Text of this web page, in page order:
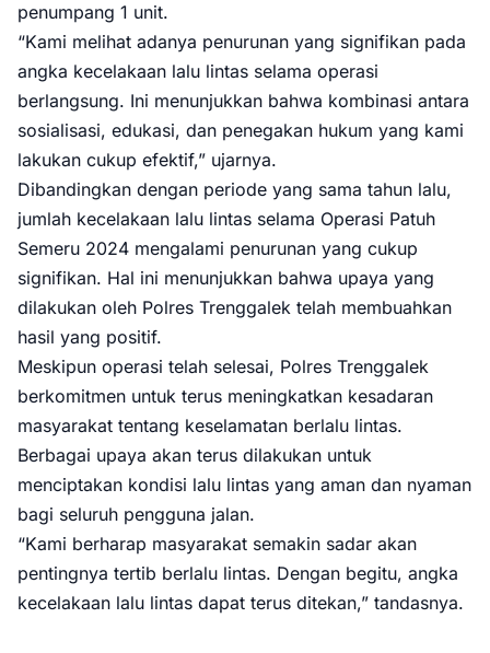
penumpang 1 unit.
“Kami melihat adanya penurunan yang signifikan pada
angka kecelakaan lalu lintas selama operasi
berlangsung. Ini menunjukkan bahwa kombinasi antara
sosialisasi, edukasi, dan penegakan hukum yang kami
lakukan cukup efektif,” ujarnya.
Dibandingkan dengan periode yang sama tahun lalu,
jumlah kecelakaan lalu lintas selama Operasi Patuh
Semeru 2024 mengalami penurunan yang cukup
signifikan. Hal ini menunjukkan bahwa upaya yang
dilakukan oleh Polres Trenggalek telah membuahkan
hasil yang positif.
Meskipun operasi telah selesai, Polres Trenggalek
berkomitmen untuk terus meningkatkan kesadaran
masyarakat tentang keselamatan berlalu lintas.
Berbagai upaya akan terus dilakukan untuk
menciptakan kondisi lalu lintas yang aman dan nyaman
bagi seluruh pengguna jalan.
“Kami berharap masyarakat semakin sadar akan
pentingnya tertib berlalu lintas. Dengan begitu, angka
kecelakaan lalu lintas dapat terus ditekan,” tandasnya.